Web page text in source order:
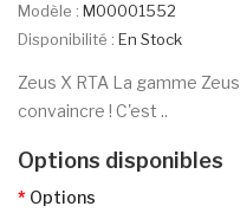
Modèle : M00001552
Disponibilité : En Stock
Zeus X RTA La gamme
convaincre ! C'est ..
Options disponibles
Options